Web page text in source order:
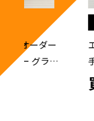
グローブ
エスエスケイ
手用グローブ
買取